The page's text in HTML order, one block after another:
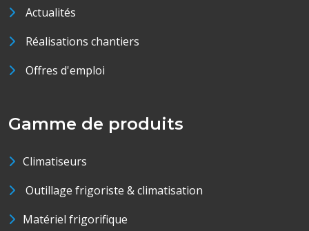
Actualités
Réalisations chantiers
Offres d'emploi
Gamme de produits
Climatiseurs
Outillage frigoriste & climatisation
Matériel frigorifique